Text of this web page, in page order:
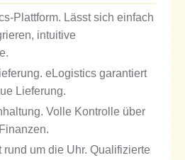
Plattform. Lässt sich einfach
intuitive
eLogistics garantiert
Lieferung.
Volle Kontrolle über
um die Uhr. Qualifizierte